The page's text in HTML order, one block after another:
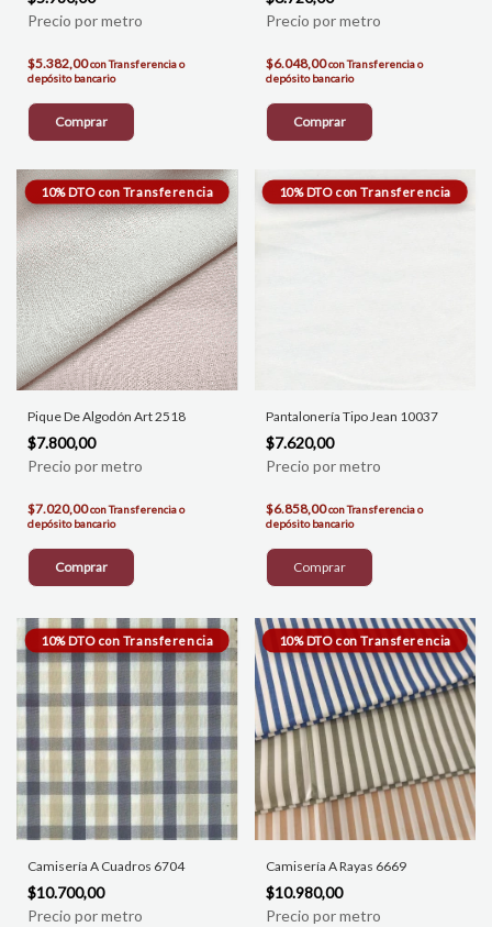
$5.382,00conTransferencia o
depósito bancario
Comprar
$6.048,00conTransferencia o
depósito bancario
Comprar
Pique De Algodón Art 2518
$7.800,00
$7.020,00conTransferencia o
depósito bancario
Comprar
Pantalonería Tipo Jean 10037
$7.620,00
$6.858,00conTransferencia o
depósito bancario
Camisería A Cuadros 6704
$10.700,00
Camisería A Rayas 6669
$10.980,00